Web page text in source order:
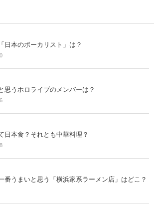
日本のボーカリスト」は？
思うホロライブのメンバーは？
日本食？それとも中華料理？
番うまいと思う「横浜家系ラーメン店」はどこ？